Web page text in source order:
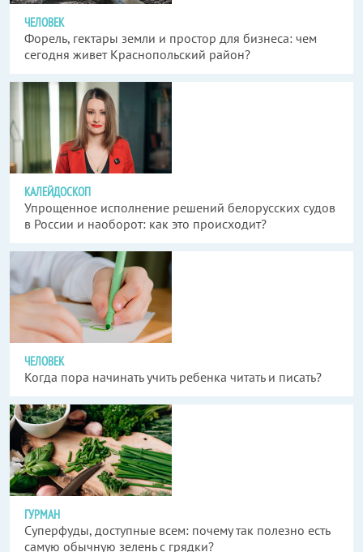
ЧЕЛОВЕК
Форель, гектары земли и простор для бизнеса: чем
сегодня живет Краснопольский район?
КАЛЕЙДОСКОП
Упрощенное исполнение решений белорусских судов
в России и наоборот: как это происходит?
ЧЕЛОВЕК
Когда пора начинать учить ребенка читать и писать?
ГУРМАН
Суперфуды, доступные всем: почему так полезно есть
самую обычную зелень с грядки?